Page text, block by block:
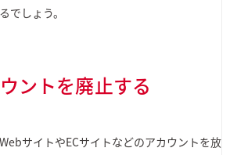
でしょう。
ントを廃止する
サイトやECサイトなどのアカウントを放